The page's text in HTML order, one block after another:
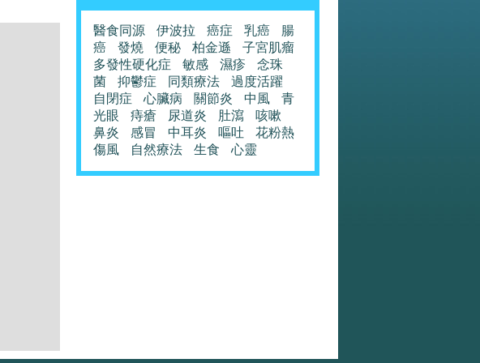
醫食同源 伊波拉 癌症 乳癌
腸
癌
發燒 便秘 柏金遜
子宮肌瘤
多發性硬化症
敏感 濕疹
念珠
菌
抑鬱症 同類療法
過度活躍
自閉症
心臟病 關節炎 中風
青
光眼
痔瘡 尿道炎 肚瀉
咳嗽
鼻炎
感冒 中耳炎 嘔吐
花粉熱
傷風
自然療法 生食 心靈